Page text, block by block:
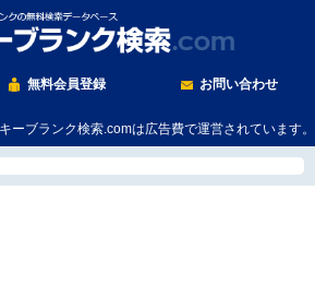
無料会員登録 お問い合わせ
ーブランク検索.comは広告費で運営されています。